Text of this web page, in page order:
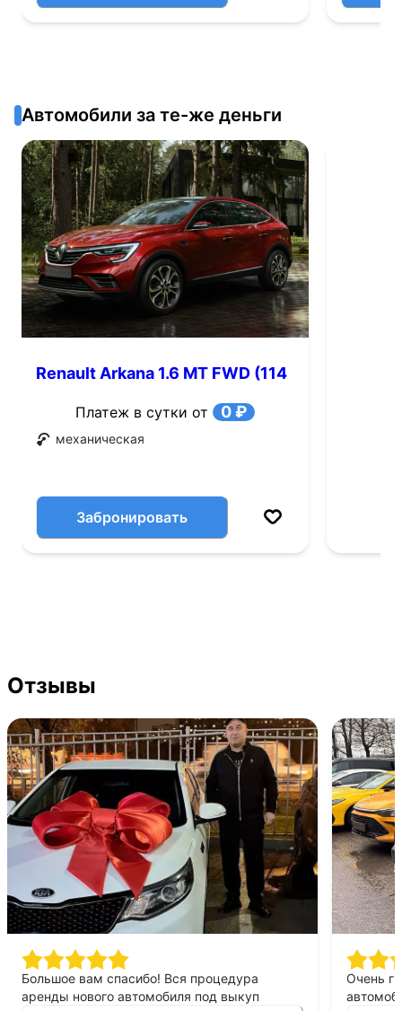
Автомобили за те-же деньги
Renault Arkana 1.6 MT FWD (114
Платеж в сутки от 0 ₽
механическая
Забронировать
Отзывы
Большое вам спасибо! Вся процедура
аренды нового автомобиля под выкуп
Очень